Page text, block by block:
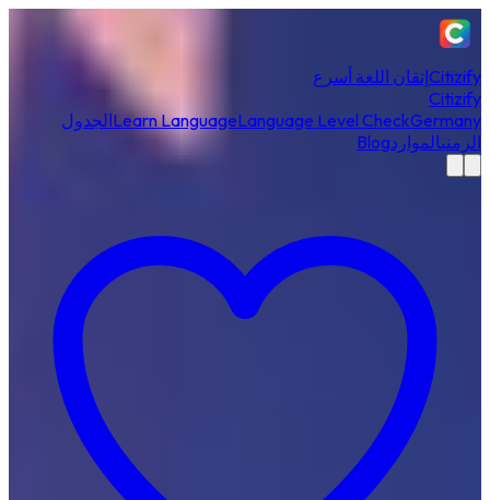
Citizifyإتقان اللغة أسرع
Citizify
Learn LanguageLanguage Level CheckGermany
الجدول
الزمنيالمواردBlog